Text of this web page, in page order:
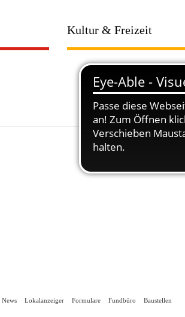
Kultur & Freizeit
News Lokalanzeiger Formulare Fundbüro
Baustellen